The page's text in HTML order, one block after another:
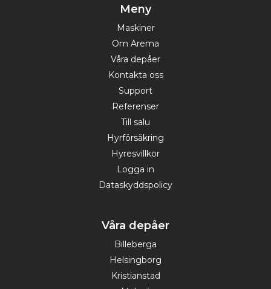
Meny
Maskiner
Om Arema
Våra depåer
Kontakta oss
Support
Referenser
Till salu
Hyrförsäkring
Hyresvillkor
Logga in
Dataskyddspolicy
Våra depåer
Billeberga
Helsingborg
Kristianstad